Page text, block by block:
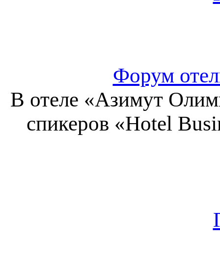
Форум
В отеле «Азимут
спикеров «Hotel